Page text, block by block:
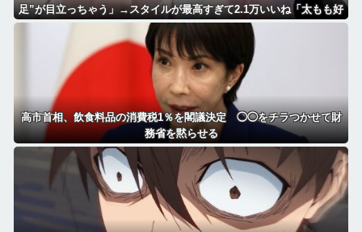
足”が目立っちゃう」→スタイルが最高すぎて2.1万いいね「太もも好
きにはたまらん」「いいべ」
高市首相、飲食料品の消費税1％を閣議決定 ◯◯をチラつかせて財
務省を黙らせる